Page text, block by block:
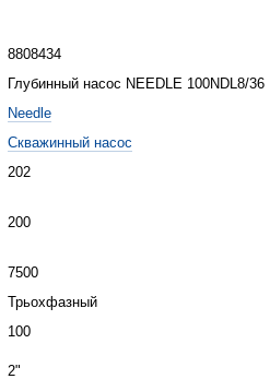
8808434
Глубинный насос NEEDLE 100NDL8/36
Needle
Скважинный насос
202
200
7500
Трьохфазный
100
2"